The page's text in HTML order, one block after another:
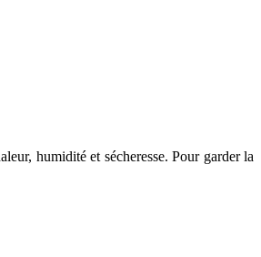
humidité et sécheresse. Pour garder la